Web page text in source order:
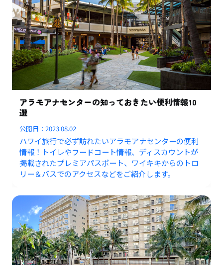
アラモアナセンターの知っておきたい便利情報10
選
公開日：2023.08.02
ハワイ旅行で必ず訪れたいアラモアナセンターの便利
情報！トイレやフードコート情報、ディスカウントが
掲載されたプレミアパスポート、ワイキキからのトロ
リー＆バスでのアクセスなどをご紹介します。